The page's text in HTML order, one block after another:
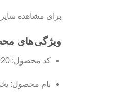
برای مشاهده
ویژگی‌های
کد محصول: 102020
نام محصول: